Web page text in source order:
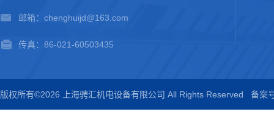
邮箱：chenghuijd@163.com
传真：86-021-60503435
版权所有©2026 上海骋汇机电设备有限公司 All Rights Reserved 备案